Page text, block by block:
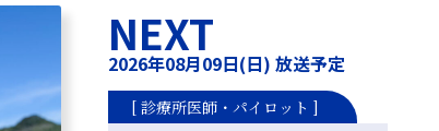
NEXT
2026年08月09日(日) 放送予定
[ 診療所医師・パイロット ]